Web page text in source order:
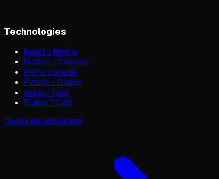
Technologies
React / Next.js
Node.js / Express
PHP / Laravel
Python / Django
Vue.js / Nuxt
Flutter / Dart
Toutes les spécialités